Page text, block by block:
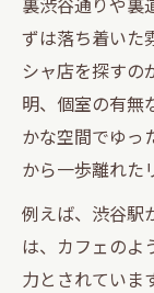
ずは落ち着いた
シャ店を探すの
明、個室の有無
かな空間でゆっ
から一歩離れた
例えば、渋谷駅
は、カフェのよ
力とされていま